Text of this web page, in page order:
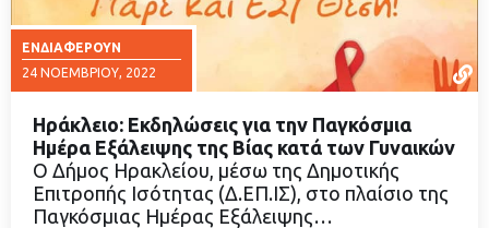
ΕΝΔΙΑΦΈΡΟΥΝ
24 ΝΟΕΜΒΡΊΟΥ, 2022
ΔΙΑΒΑΣΤΕ ΠΕΡΙΣΣΟΤΕΡΑ
Ηράκλειο: Εκδηλώσεις για την Παγκόσμια
Ημέρα Εξάλειψης της Βίας κατά των Γυναικών
Ο Δήμος Ηρακλείου, μέσω της Δημοτικής
Επιτροπής Ισότητας (Δ.ΕΠ.ΙΣ), στο πλαίσιο της
Παγκόσμιας Ημέρας Εξάλειψης…